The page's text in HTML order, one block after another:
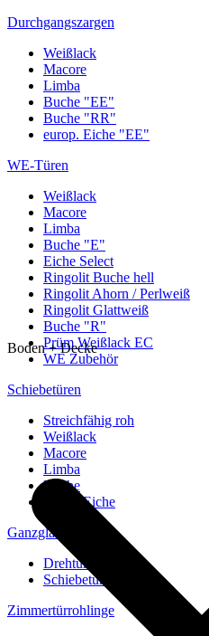
Durchgangszargen
Weißlack
Macore
Limba
Buche "EE"
Buche "RR"
europ. Eiche "EE"
WE-Türen
Weißlack
Macore
Limba
Buche "E"
Eiche Select
Ringolit Buche hell
Ringolit Ahorn / Perlweiß
Ringolit Glattweiß
Buche "R"
Prüm Weißlack EC
WE Zubehör
Schiebetüren
Streichfähig roh
Weißlack
Macore
Limba
Buche
europ. Eiche
Ganzglastüren
Drehtüren
Schiebetüren
Zimmertürrohlinge
Boden + Decke